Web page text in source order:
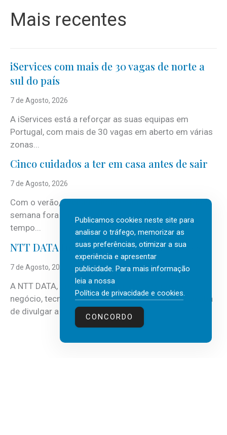
Mais recentes
iServices com mais de 30 vagas de norte a
sul do país
7 de Agosto, 2026
A iServices está a reforçar as suas equipas em
Portugal, com mais de 30 vagas em aberto em várias
zonas...
Cinco cuidados a ter em casa antes de sair
7 de Agosto, 2026
Com o verão, chegam também as férias, os fins-de-
semana fora e os dias em que a casa fica mais
tempo...
NTT DATA Insurtech Global Outlook 2026
7 de Agosto, 2026
A NTT DATA, consultora global em serviços de
negócio, tecnologia e inteligência artificial (IA), acaba
de divulgar a mais recente...
Publicamos cookies neste site para
analisar o tráfego, memorizar as
suas preferências, otimizar a sua
experiência e apresentar
publicidade. Para mais informação
leia a nossa
Política de privacidade e cookies.
CONCORDO